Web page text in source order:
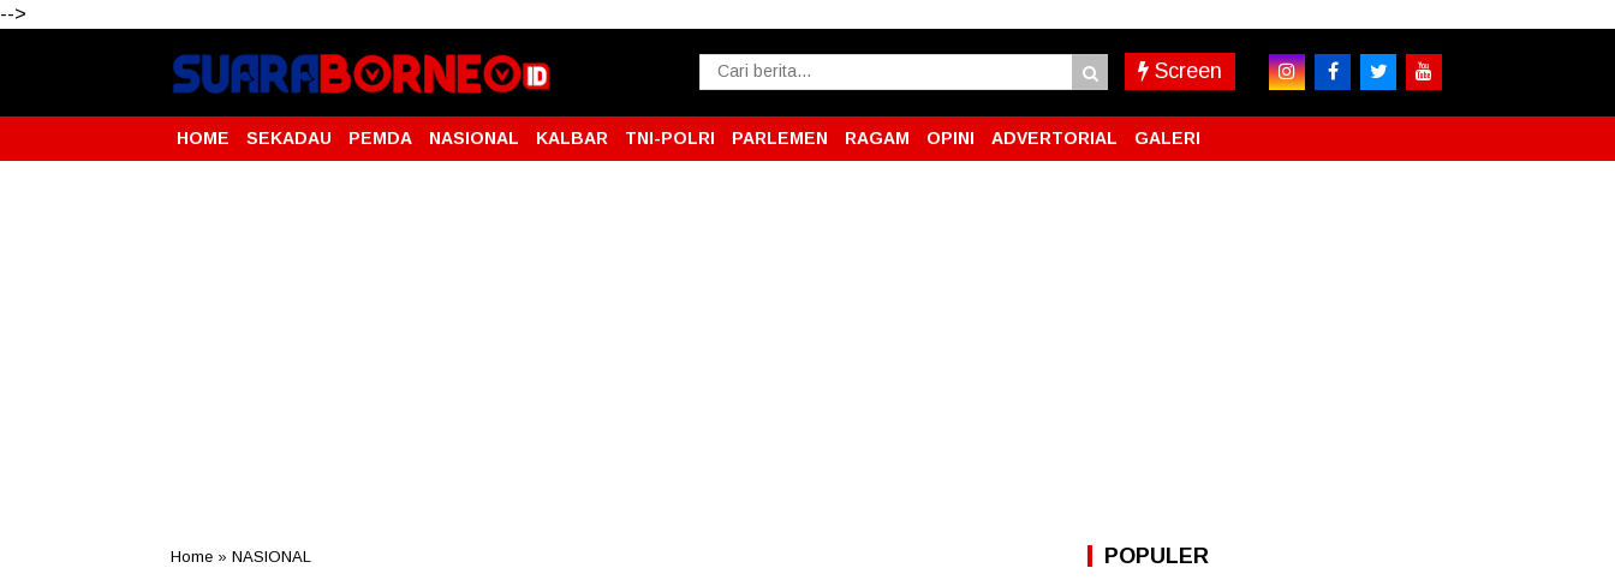
-->
Screen
HOME SEKADAU PEMDA NASIONAL KALBAR TNI-POLRI PARLEMEN RAGAM OPINI ADVERTORIAL GALERI
Home » NASIONAL POPULER